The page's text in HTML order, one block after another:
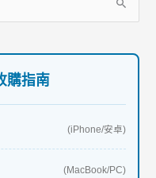
購指南
(iPhone/安卓)
(MacBook/PC)